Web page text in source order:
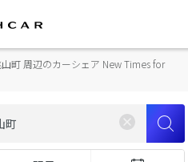
町 周辺のカーシェア New Times for